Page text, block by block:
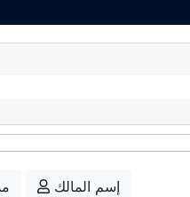
إسم المالك